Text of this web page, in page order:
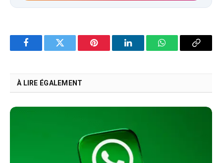
FacebookTwitter Pinterest LinkedInWhatsAppCopy
À LIRE ÉGALEMENT